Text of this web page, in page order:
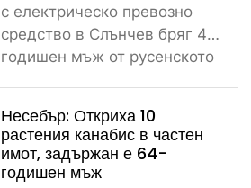
с електрическо превозно
средство в Слънчев бряг 45-
годишен мъж от русенското
Несебър: Откриха 10
растения канабис в частен
имот, задържан е 64-
годишен мъж